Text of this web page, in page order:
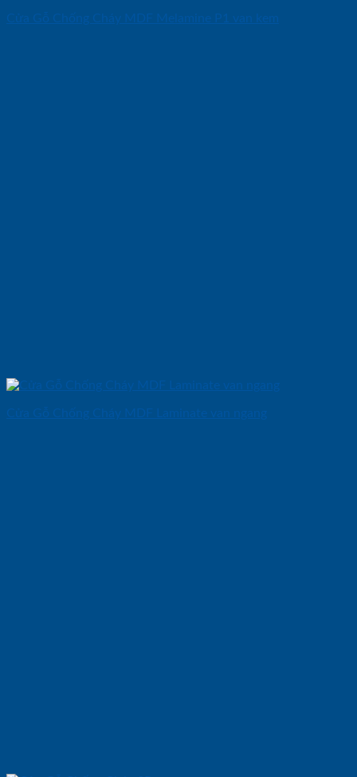
Cửa Gỗ Chống Cháy MDF Melamine P1 van kem
Cửa Gỗ Chống Cháy MDF Laminate van ngang